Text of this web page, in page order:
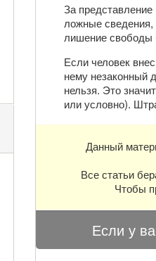
За
ложные
лишение свободы
Если человек
нему незаконный
нельзя. Это
или условно).
Данный
Все статьи
Чтобы
Если у